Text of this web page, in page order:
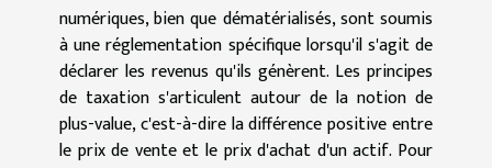
numériques, bien que dématérialisés, sont soumis
à une réglementation spécifique lorsqu'il s'agit de
déclarer les revenus qu'ils génèrent. Les principes
de taxation s'articulent autour de la notion de
plus-value, c'est-à-dire la différence positive entre
le prix de vente et le prix d'achat d'un actif. Pour